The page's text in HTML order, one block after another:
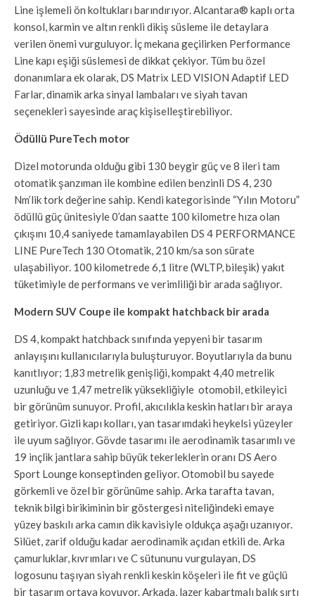
Line işlemeli ön koltukları barındırıyor. Alcantara® kaplı orta
konsol, karmin ve altın renkli dikiş süsleme ile detaylara
verilen önemi vurguluyor. İç mekana geçilirken Performance
Line kapı eşiği süslemesi de dikkat çekiyor. Tüm bu özel
donanımlara ek olarak, DS Matrix LED VISION Adaptif LED
Farlar, dinamik arka sinyal lambaları ve siyah tavan
seçenekleri sayesinde araç kişiselleştirebiliyor.
Ödüllü PureTech motor
Dizel motorunda olduğu gibi 130 beygir güç ve 8 ileri tam
otomatik şanzıman ile kombine edilen benzinli DS 4, 230
Nm’lik tork değerine sahip. Kendi kategorisinde “Yılın Motoru”
ödüllü güç ünitesiyle 0’dan saatte 100 kilometre hıza olan
çıkışını 10,4 saniyede tamamlayabilen DS 4 PERFORMANCE
LINE PureTech 130 Otomatik, 210 km/sa son sürate
ulaşabiliyor. 100 kilometrede 6,1 litre (WLTP, bileşik) yakıt
tüketimiyle de performans ve verimliliği bir arada sağlıyor.
Modern SUV Coupe ile kompakt hatchback bir arada
DS 4, kompakt hatchback sınıfında yepyeni bir tasarım
anlayışını kullanıcılarıyla buluşturuyor. Boyutlarıyla da bunu
kanıtlıyor; 1,83 metrelik genişliği, kompakt 4,40 metrelik
uzunluğu ve 1,47 metrelik yüksekliğiyle otomobil, etkileyici
bir görünüm sunuyor. Profil, akıcılıkla keskin hatları bir araya
getiriyor. Gizli kapı kolları, yan tasarımdaki heykelsi yüzeyler
ile uyum sağlıyor. Gövde tasarımı ile aerodinamik tasarımlı ve
19 inçlik jantlara sahip büyük tekerleklerin oranı DS Aero
Sport Lounge konseptinden geliyor. Otomobil bu sayede
görkemli ve özel bir görünüme sahip. Arka tarafta tavan,
teknik bilgi birikiminin bir göstergesi niteliğindeki emaye
yüzey baskılı arka camın dik kavisiyle oldukça aşağı uzanıyor.
Silüet, zarif olduğu kadar aerodinamik açıdan etkili de. Arka
çamurluklar, kıvrımları ve C sütununu vurgulayan, DS
logosunu taşıyan siyah renkli keskin köşeleri ile fit ve güçlü
bir tasarım ortaya koyuyor. Arkada, lazer kabartmalı balık sırtı